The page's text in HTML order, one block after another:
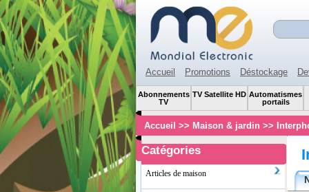
Accueil Promotions Déstockage
Abonnements
TV
TV Satellite HD Automatismes
portails
Accueil >> Maison & jardin >>
Catégories
Articles de maison